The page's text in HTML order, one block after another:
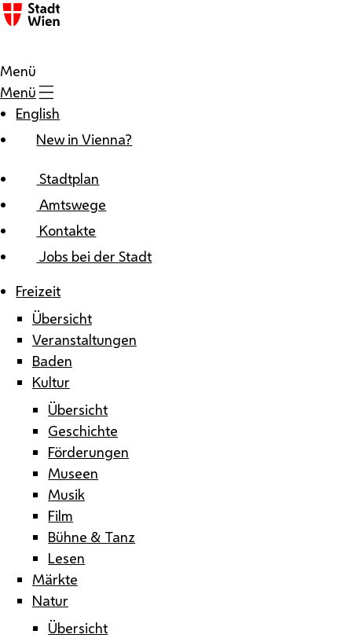
Zum Inhalt
Menü
Menü
English
New in Vienna?
Stadtplan
Amtswege
Kontakte
Jobs bei der Stadt
Freizeit
Übersicht
Veranstaltungen
Baden
Kultur
Übersicht
Geschichte
Förderungen
Museen
Musik
Film
Bühne & Tanz
Lesen
Märkte
Natur
Übersicht